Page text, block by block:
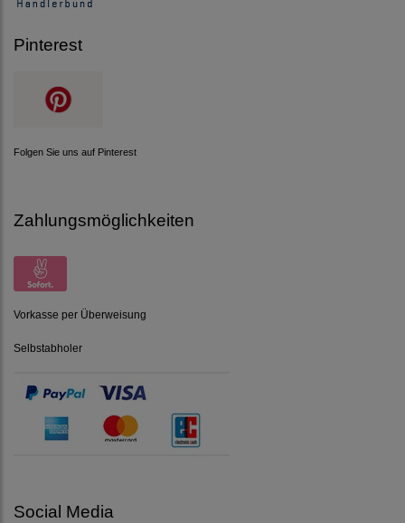
Pinterest
Folgen Sie uns auf Pinterest
Zahlungsmöglichkeiten
Vorkasse per Überweisung
Selbstabholer
Social Media